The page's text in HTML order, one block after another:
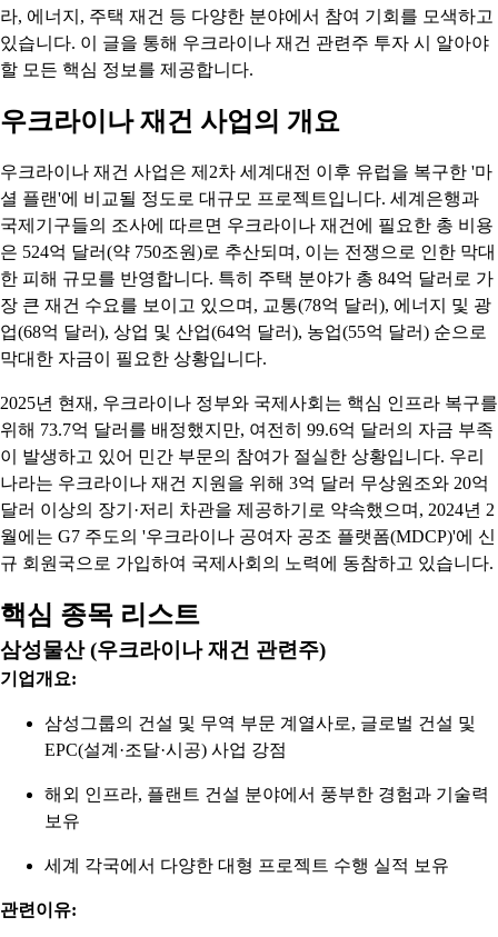
라, 에너지, 주택 재건 등 다양한 분야에서 참여 기회를 모색하고
있습니다. 이 글을 통해 우크라이나 재건 관련주 투자 시 알아야
할 모든 핵심 정보를 제공합니다.
우크라이나 재건 사업의 개요
우크라이나 재건 사업은 제2차 세계대전 이후 유럽을 복구한 '마
셜 플랜'에 비교될 정도로 대규모 프로젝트입니다. 세계은행과
국제기구들의 조사에 따르면 우크라이나 재건에 필요한 총 비용
은 524억 달러(약 750조원)로 추산되며, 이는 전쟁으로 인한 막대
한 피해 규모를 반영합니다. 특히 주택 분야가 총 84억 달러로 가
장 큰 재건 수요를 보이고 있으며, 교통(78억 달러), 에너지 및 광
업(68억 달러), 상업 및 산업(64억 달러), 농업(55억 달러) 순으로
막대한 자금이 필요한 상황입니다.
2025년 현재, 우크라이나 정부와 국제사회는 핵심 인프라 복구를
위해 73.7억 달러를 배정했지만, 여전히 99.6억 달러의 자금 부족
이 발생하고 있어 민간 부문의 참여가 절실한 상황입니다. 우리
나라는 우크라이나 재건 지원을 위해 3억 달러 무상원조와 20억
달러 이상의 장기·저리 차관을 제공하기로 약속했으며, 2024년 2
월에는 G7 주도의 '우크라이나 공여자 공조 플랫폼(MDCP)'에 신
규 회원국으로 가입하여 국제사회의 노력에 동참하고 있습니다.
핵심 종목 리스트
삼성물산 (우크라이나 재건 관련주)
기업개요:
삼성그룹의 건설 및 무역 부문 계열사로, 글로벌 건설 및
EPC(설계·조달·시공) 사업 강점
해외 인프라, 플랜트 건설 분야에서 풍부한 경험과 기술력
보유
세계 각국에서 다양한 대형 프로젝트 수행 실적 보유
관련이유: